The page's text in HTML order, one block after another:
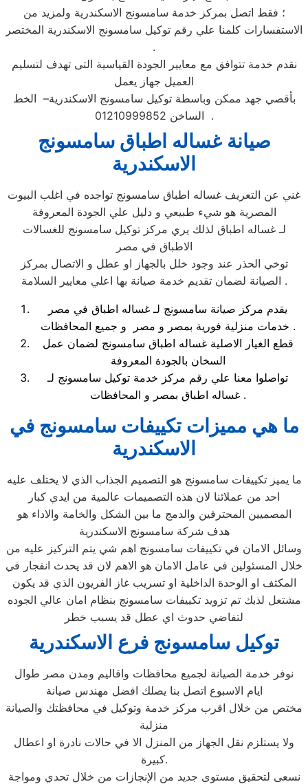
؛ فقط اتصل بمركز خدمة سامسونج الاسكندرية ولمزيد من
الاستفسارات كلمنا علي رقم توكيل سامسونج الاسكندرية المختصر
.
نقدم خدمة تتوافق مع معايير الجودة القياسية التى تهدف لتسليم
العميل جهاز يعمل
بأقصي جهد ممكن وباسطة توكيل سامسونج الاسكندرية– الخط
الساخن 01210999852 .
صيانة غساله اطباق سامسونج
الاسكندرية
غني عن التعريف غساله اطباق سامسونج تواجده في اغلب البيوت
المصرية هو شيء طبيعي و دليل علي الجودة المعروفة
لـ غساله اطباق لذلك يري مركز توكيل سامسونج للغسالات
الاطباق في مصر
توخي الحذر عند وجود خلل بالجهاز او عطل و الاتصال بمركز
الصيانة لضمان تقديم خدمة صيانة بها اعلي معايير السلامة .
يقدم مركز صيانة سامسونج لـ غساله اطباق في مصر
خدمات منزلية فورية بمصر و مصر و جميع المحافظات .
قطع الغيار الاصلية غساله اطباق سامسونج لضمان عمل
السخان بالجودة المعروفة
تواصلوا معنا علي رقم مركز خدمة توكيل سامسونج لـ
غساله اطباق بمصر و المحافظات .
ما هي مميزات تكييفات سامسونج في
الاسكندرية
ما يميز تكييفات سامسونج هو التصميم الجذاب الذي لا يختلف عليه
احد من عملائنا لان هذه التصميمات عالمية من ايدي كبار
المصميين المحترفين والدمج ما بين الشكل والخامة والاداء هو
هدف شركة سامسونج الاسكندرية
وسائل الامان في تكييفات سامسونج اهم شي يتم التركيز عليه من
خلال المسئولين في عامل الامان هو الاهم لان قد يحدث انفجار في
المكثف او الوحدة الداخلية او تسريب غاز الفريون الذي قد يكون
مشتعل لذبك تم تزويد تكييفات سامسونج بنظام امان عالي الجوده
لتفاضي حدوث اي عطل قد يسبب خطر
توكيل سامسونج فرع الاسكندرية
نوفر خدمة الصيانة لجميع محافظات واقاليم ومدن مصر طوال
ايام الاسبوع اتصل بنا يصلك افضل مهندس صيانة
مختص من خلال اقرب مركز خدمة وتوكيل في محافظتك والصيانة
منزلية
ولا يستلزم نقل الجهاز من المنزل الا في حالات نادرة او اعطال
كبيرة.
نسعى لتحقيق مستوى جديد من الإنجازات من خلال تحدي ومواجة